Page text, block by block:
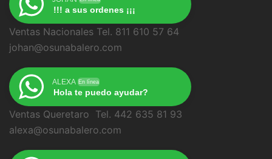
!!! a sus ordenes ¡¡¡
Ventas Nacionales Tel. 811 610 57 64
johan@osunabalero.com
ALEXA En línea
Hola te puedo ayudar?
Ventas Queretaro Tel. 442 635 81 93
alexa@osunabalero.com